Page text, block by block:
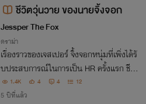
ชีวิตวุ่นวาย ของนายจิ้งจอก
Jessper The Fox
ดราม่า
เรื่องราวของเจสเปอร์ จิ้งจอกหนุ่มที่เพิ่งได้รั
บประสบการณ์ในการเป็น HR ครั้งแรก ชีวิต
ของเขาหลังจากนี้จะไม่มีวันเหมือนเดิมอีกเล
ย ร่วมลุ้นกันไปว่าในแต่ละวันนั้น เจสเปอร์จะ
1.4K 4 4 12
5 ปีที่แล้ว